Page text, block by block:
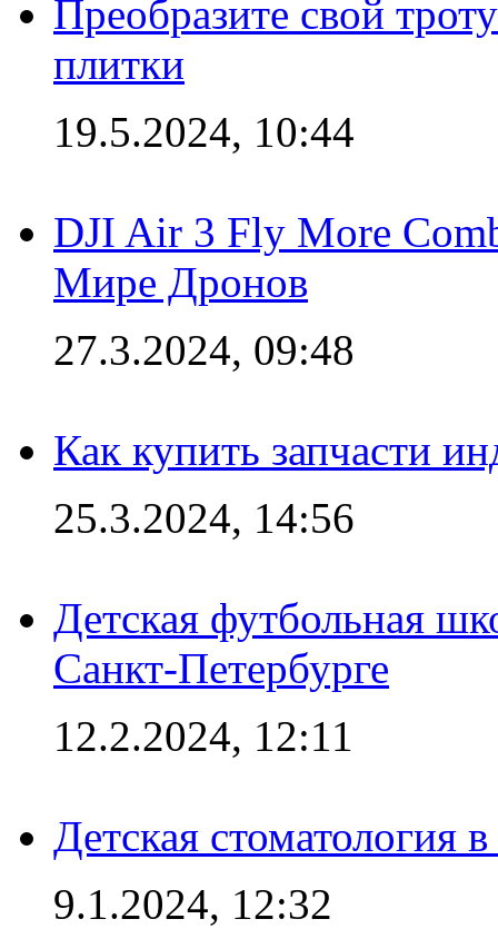
Преобразите свой
плитки
19.5.2024, 10:44
DJI Air 3 Fly More
Мире Дронов
27.3.2024, 09:48
Как купить запчасти
25.3.2024, 14:56
Детская футбольная
Санкт-Петербурге
12.2.2024, 12:11
Детская стоматология
9.1.2024, 12:32